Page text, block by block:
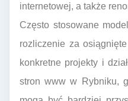
internetowej, a także
Często stosowane
rozliczenie za
konkretne projekty i
stron www w Rybniku,